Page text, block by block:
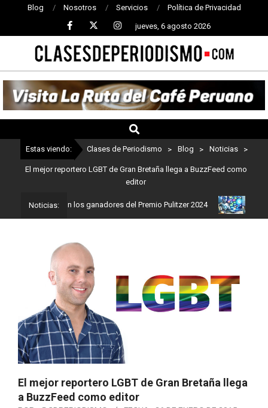
Blog Nosotros Servicios Política de Privacidad
jueves, 6 agosto 2026
CLASES
DE
PERIODISMO
Estas viendo: Clases de Periodismo > Blog > Noticias >
El mejor reportero LGBT de Gran Bretaña llega a BuzzFeed como
editor
Noticias:
Estos son los ganadores del Premio Pulitzer 2024
El mejor reportero LGBT de Gran Bretaña llega
a BuzzFeed como editor